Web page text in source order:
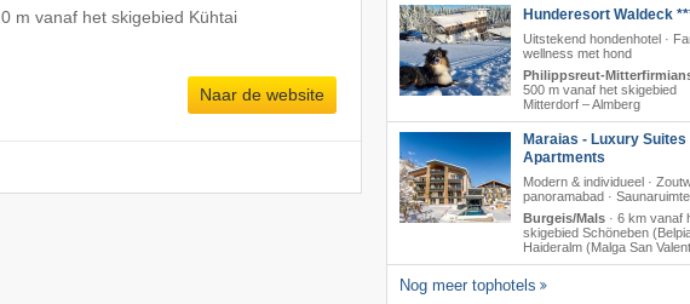
0 m vanaf het skigebied Kühtai
Naar de website
Hunderesort Waldeck
Uitstekend hondenhotel ·
wellness met hond
Philippsreut-
500 m vanaf het skigebied
Mitterdorf – Almberg
Maraias - Luxury Suites
Apartments
Modern & individueel ·
panoramabad · Saunaruimte
Burgeis/Mals· 6 km vanaf
skigebied Schöneben
Haideralm (Malga San
Nog meer tophotels